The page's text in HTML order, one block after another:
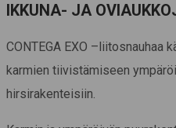
IKKUNA- JA
CONTEGA EXO –liitosnauhaa
karmien tiivistämiseen
hirsirakenteisiin.